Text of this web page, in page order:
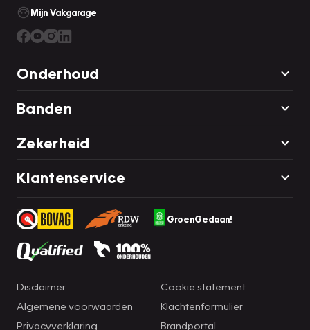
Mijn Vakgarage
Onderhoud
Banden
Zekerheid
Klantenservice
GroenGedaan!
Disclaimer
Algemene voorwaarden
Privacyverklaring
Cookie statement
Klachtenformulier
Brandportal